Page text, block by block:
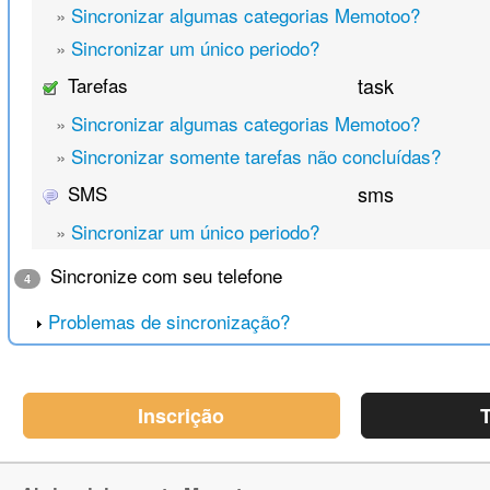
» Sincronizar algumas categorias Memotoo?
» Sincronizar um único periodo?
Tarefas
task
» Sincronizar algumas categorias Memotoo?
» Sincronizar somente tarefas não concluídas?
SMS
sms
» Sincronizar um único periodo?
4
Sincronize com seu telefone
Problemas de sincronização?
Inscrição